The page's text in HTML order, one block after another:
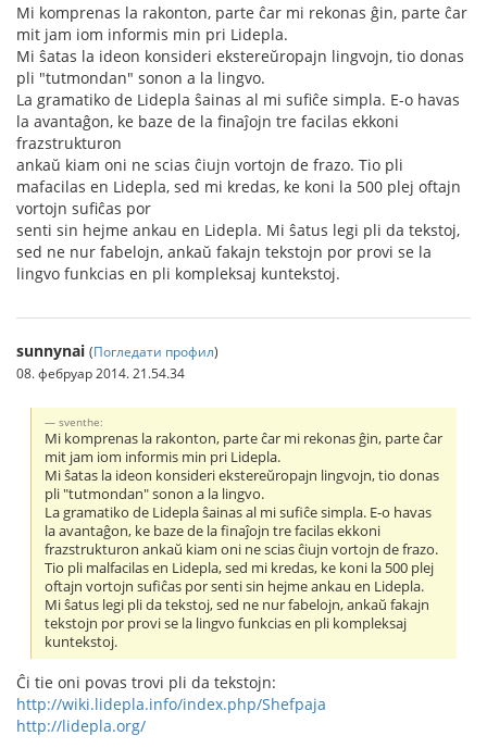
Mi komprenas la rakonton, parte ĉar mi rekonas ĝin, parte ĉar
mit jam iom informis min pri Lidepla.
Mi ŝatas la ideon konsideri ekstereŭropajn lingvojn, tio donas
pli "tutmondan" sonon a la lingvo.
La gramatiko de Lidepla ŝainas al mi sufiĉe simpla. E-o havas
la avantaĝon, ke baze de la finaĵojn tre facilas ekkoni
frazstrukturon
ankaŭ kiam oni ne scias ĉiujn vortojn de frazo. Tio pli
mafacilas en Lidepla, sed mi kredas, ke koni la 500 plej oftajn
vortojn sufiĉas por
senti sin hejme ankau en Lidepla. Mi ŝatus legi pli da tekstoj,
sed ne nur fabelojn, ankaŭ fakajn tekstojn por provi se la
lingvo funkcias en pli kompleksaj kuntekstoj.
sunnynai (Погледати профил)
08. фебруар 2014. 21.54.34
sventhe:
Mi komprenas la rakonton, parte ĉar mi rekonas ĝin, parte ĉar
mit jam iom informis min pri Lidepla.
Mi ŝatas la ideon konsideri ekstereŭropajn lingvojn, tio donas
pli "tutmondan" sonon a la lingvo.
La gramatiko de Lidepla ŝainas al mi sufiĉe simpla. E-o havas
la avantaĝon, ke baze de la finaĵojn tre facilas ekkoni
frazstrukturon ankaŭ kiam oni ne scias ĉiujn vortojn de frazo.
Tio pli malfacilas en Lidepla, sed mi kredas, ke koni la 500 plej
oftajn vortojn sufiĉas por senti sin hejme ankau en Lidepla.
Mi ŝatus legi pli da tekstoj, sed ne nur fabelojn, ankaŭ fakajn
tekstojn por provi se la lingvo funkcias en pli kompleksaj
kuntekstoj.
Ĉi tie oni povas trovi pli da tekstojn:
http://wiki.lidepla.info/index.php/Shefpaja
http://lidepla.org/